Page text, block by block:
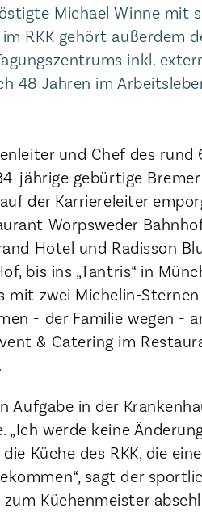
Michael Winne mit
RKK gehört außerdem
inkl.
48 Jahren im
und Chef des
jährige gebürtige
der Karriereleiter
Worpsweder
Hotel und Radisson
bis ins „Tantris“ in
mit zwei Michelin-
- der Familie wegen -
& Catering im
Aufgabe in der
„Ich werde keine
Küche des RKK, die
sagt der
Küchenmeister